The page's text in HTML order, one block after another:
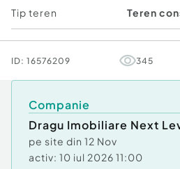
Utilități disponibile: apă și
de gaz în fața proprietății
Zonă în dezvoltare, cu vecini
Amplasare excelentă:
Terenul se află în imediata
Berheci, la doar 15 minute
ușor accesibil.
Tip teren Teren
ID: 16576209 345
Companie
Dragu Imobiliare Next
pe site din 12 Nov
activ: 10 iul 2026 11:00